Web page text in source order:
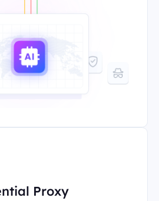
Proxy